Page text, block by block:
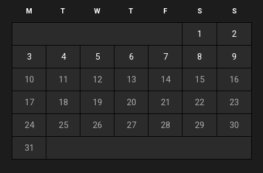
M T W T F S S
1 2
3 4 5 6 7 8 9
10 11 12 13 14 15 16
17 18 19 20 21 22 23
24 25 26 27 28 29 30
31